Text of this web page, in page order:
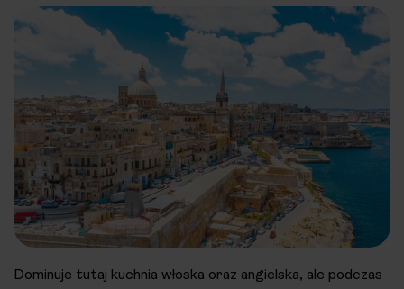
Dominuje tutaj kuchnia włoska oraz angielska, ale podczas